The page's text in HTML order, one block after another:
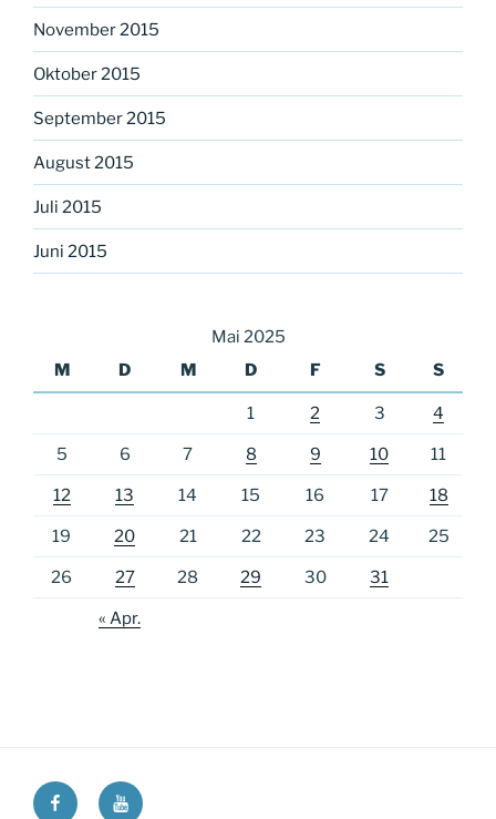
November 2015
Oktober 2015
September 2015
August 2015
Juli 2015
Juni 2015
Mai 2025
M
D M D F S S
1 2 3 4
5 6 7 8 9 10 11
12 13 14 15 16 17 18
19 20 21 22 23 24 25
26 27 28 29 30 31
« Apr.
Ricos
Ricos